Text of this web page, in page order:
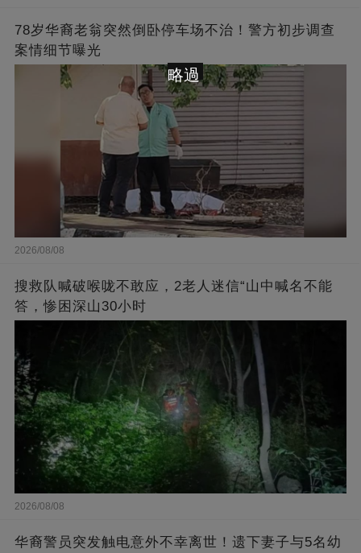
78岁华裔老翁突然倒卧停车场不治！警方初步调查
案情细节曝光
2026/08/08
搜救队喊破喉咙不敢应，2老人迷信“山中喊名不能
答，惨困深山30小时
2026/08/08
华裔警员突发触电意外不幸离世！遗下妻子与5名幼
略過